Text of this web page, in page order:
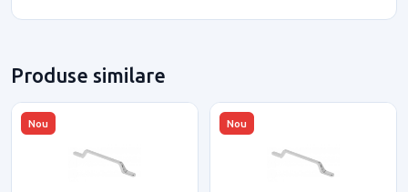
Produse similare
Nou Nou